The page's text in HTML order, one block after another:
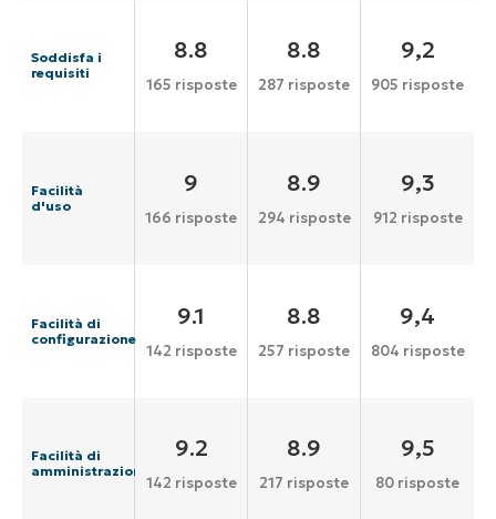
Soddisfa i
requisiti
8.8
165 risposte
8.8
287 risposte
9,2
905 risposte
Facilità
d'uso
9
166 risposte
8.9
294 risposte
9,3
912 risposte
Facilità di
configurazione
9.1
142 risposte
8.8
257 risposte
9,4
804 risposte
Facilità di
amministrazione
9.2
142 risposte
8.9
217 risposte
9,5
80 risposte